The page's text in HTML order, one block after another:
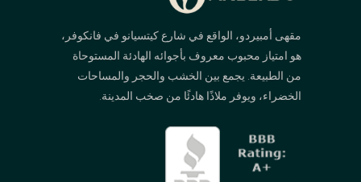
مقهى أمبيردو، الواقع في شارع كيتسيانو في فانكوفر،
هو امتياز محبوب معروف بأجوائه الهادئة المستوحاة
من الطبيعة. يجمع بين الخشب والحجر والمساحات
الخضراء، ويوفر ملاذًا هادئًا من صخب المدينة.